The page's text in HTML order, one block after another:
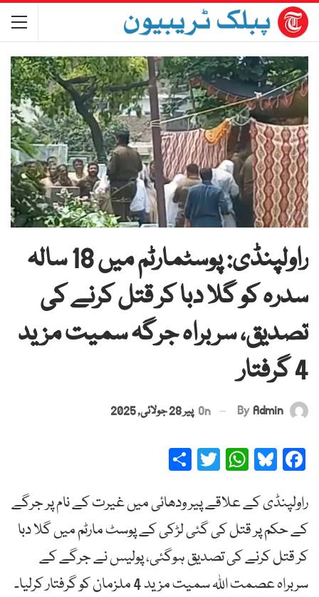
راولپنڈی: پوسٹمارٹم میں 18 سالہ
سدرہ کو گلا دبا کر قتل کرنے کی
تصدیق، سربراہ جرگہ سمیت مزید
4 گرفتار
By Admin
On پیر 28 جولائی, 2025
Facebook
Bluesky
WhatsApp
Twitter
راولپنڈی کے علاقے پیر ودھائی میں غیرت کے نام پر جرگے
کے حکم پر قتل کی گئی لڑکی کے پوسٹ مارٹم میں گلا دبا
کر قتل کرنے کی تصدیق ہوگئی، پولیس نے جرگے کے
سربراہ عصمت اللہ سمیت مزید 4 ملزمان کو گرفتار کرلیا۔